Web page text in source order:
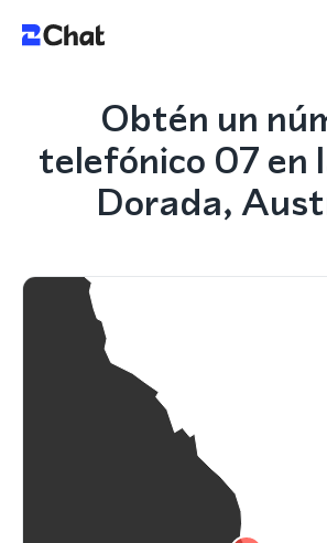
Obtén un
telefónico 07 en
Dorada,